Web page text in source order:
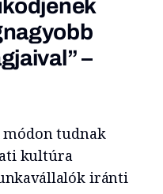
–
módon tudnak
kultúra
iránti